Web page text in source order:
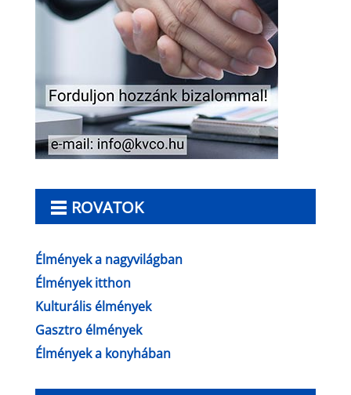
ROVATOK
Élmények a nagyvilágban
Élmények itthon
Kulturális élmények
Gasztro élmények
Élmények a konyhában